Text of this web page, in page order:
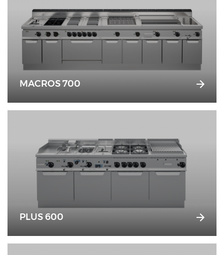
MACROS 700
PLUS 600